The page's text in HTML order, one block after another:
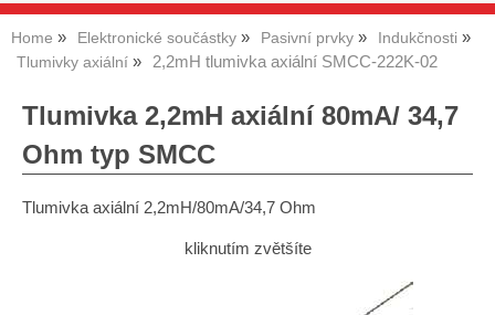
Home Elektronické součástky Pasivní prvky
Indukčnosti
Tlumivky axiální
2,2mH tlumivka axiální SMCC-222K-02
Tlumivka 2,2mH axiální 80mA/ 34,7
Ohm typ SMCC
Tlumivka axiální 2,2mH/80mA/34,7 Ohm
kliknutím zvětšíte